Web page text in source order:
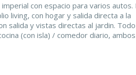
con espacio para varios autos.
living, con hogar y salida directa a la
salida y vistas directas al jardin.
(con isla) / comedor diario, ambos
con un toilette de recepción,